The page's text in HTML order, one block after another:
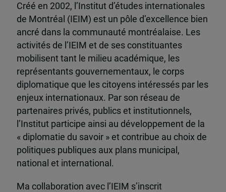
Créé en 2002, l’Institut d’études internationales
de Montréal (IEIM) est un pôle d’excellence bien
ancré dans la communauté montréalaise. Les
activités de l’IEIM et de ses constituantes
mobilisent tant le milieu académique, les
représentants gouvernementaux, le corps
diplomatique que les citoyens intéressés par les
enjeux internationaux. Par son réseau de
partenaires privés, publics et institutionnels,
l’Institut participe ainsi au développement de la
« diplomatie du savoir » et contribue au choix de
politiques publiques aux plans municipal,
national et international.
Ma collaboration avec l’IEIM s’inscrit